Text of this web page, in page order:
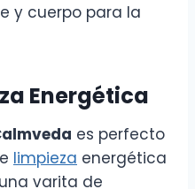
y cuerpo para la
Energética
es perfecto
limpieza energética
varita de